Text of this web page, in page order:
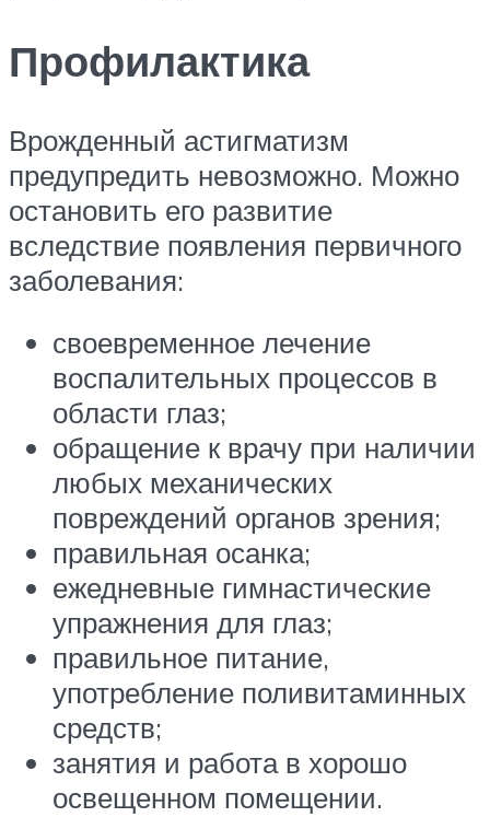
Профилактика
Врожденный астигматизм
предупредить невозможно. Можно
остановить его развитие
вследствие появления первичного
заболевания:
своевременное лечение
воспалительных процессов в
области глаз;
обращение к врачу при наличии
любых механических
повреждений органов зрения;
правильная осанка;
ежедневные гимнастические
упражнения для глаз;
правильное питание,
употребление поливитаминных
средств;
занятия и работа в хорошо
освещенном помещении.